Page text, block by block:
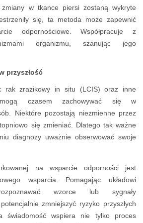
w tkance piersi zostaną wykryte
się, ta metoda może zapewnić
odpornościowe. Współpracuje z
organizmu, szanując jego
przyszłość
rak zrazikowy in situ (LCIS) oraz inne
czasem zachowywać się w
Niektóre pozostają niezmienne przez
się zmieniać. Dlatego tak ważne
diagnozy uważnie obserwować swoje
na wsparcie odporności jest
wsparcia. Pomagając układowi
wzorce lub sygnały
zmniejszyć ryzyko przyszłych
świadomość wspiera nie tylko proces